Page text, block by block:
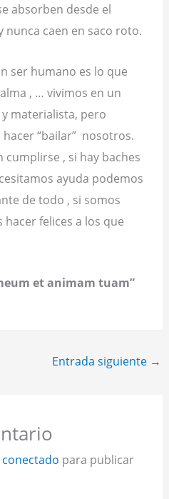
absorben desde el
caen en saco roto.
ser humano es lo que
, … vivimos en un
materialista, pero
“bailar” nosotros.
, si hay baches
ayuda podemos
de todo , si somos
felices a los que
et animam tuam”
Entrada siguiente →
conectado para publicar